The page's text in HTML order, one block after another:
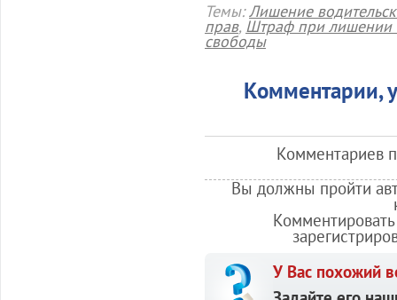
Темы:Лишение
прав, Штраф при лишении
свободы
Комментарии,
Комментариев
Вы должны пройти
У Вас похожий